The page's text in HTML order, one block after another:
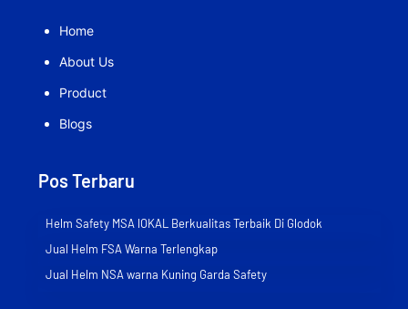
Home
About Us
Product
Blogs
Pos Terbaru
Helm Safety MSA lOKAL Berkualitas Terbaik Di Glodok
Jual Helm FSA Warna Terlengkap
Jual Helm NSA warna Kuning Garda Safety